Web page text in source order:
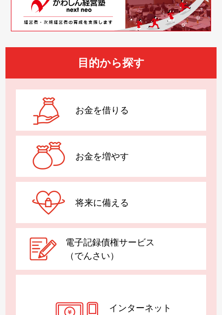
目的から探す
お金を借りる
お金を増やす
将来に備える
電子記録債権サービス
（でんさい）
インターネット